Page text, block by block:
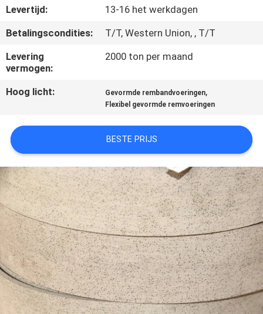
OM EEN
CITAAT
SITEMAP
POLICY
Levertijd:
13-16 het werkdagen
Betalingscondities:
T/T, Western Union, , T/T
Levering
vermogen:
2000 ton per maand
Hoog licht: Gevormde rembandvoeringen,
Flexibel gevormde remvoeringen
BESTE PRIJS